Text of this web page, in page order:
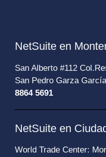
NetSuite en
San Alberto #112
San Pedro Garza
8864 5691
NetSuite en
World Trade Center: